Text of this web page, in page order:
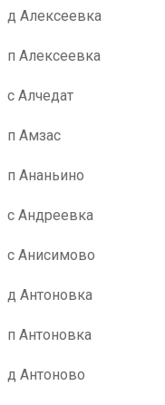
д Алексеевка
п Алексеевка
с Алчедат
п Амзас
п Ананьино
с Андреевка
с Анисимово
д Антоновка
п Антоновка
д Антоново